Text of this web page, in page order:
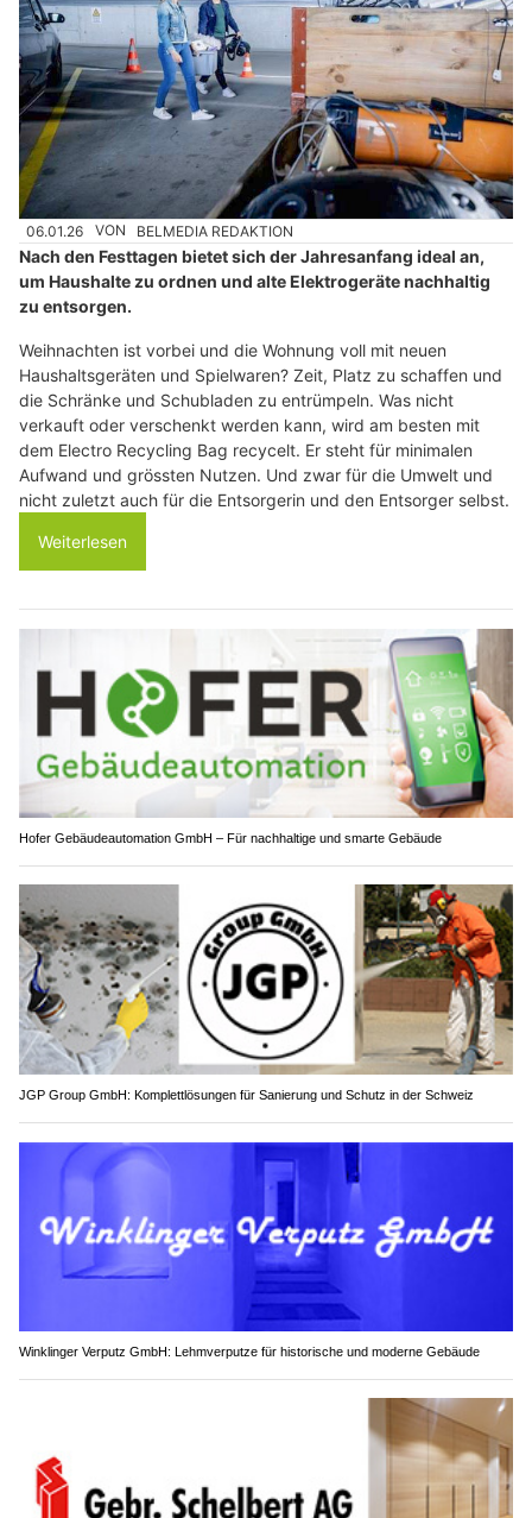
06.01.26 VON BELMEDIA REDAKTION
Nach den Festtagen bietet sich der Jahresanfang ideal an,
um Haushalte zu ordnen und alte Elektrogeräte nachhaltig
zu entsorgen.
Weihnachten ist vorbei und die Wohnung voll mit neuen
Haushaltsgeräten und Spielwaren? Zeit, Platz zu schaffen und
die Schränke und Schubladen zu entrümpeln. Was nicht
verkauft oder verschenkt werden kann, wird am besten mit
dem Electro Recycling Bag recycelt. Er steht für minimalen
Aufwand und grössten Nutzen. Und zwar für die Umwelt und
nicht zuletzt auch für die Entsorgerin und den Entsorger selbst.
Weiterlesen
Hofer Gebäudeautomation GmbH – Für nachhaltige und smarte Gebäude
JGP Group GmbH: Komplettlösungen für Sanierung und Schutz in der Schweiz
Winklinger Verputz GmbH: Lehmverputze für historische und moderne Gebäude